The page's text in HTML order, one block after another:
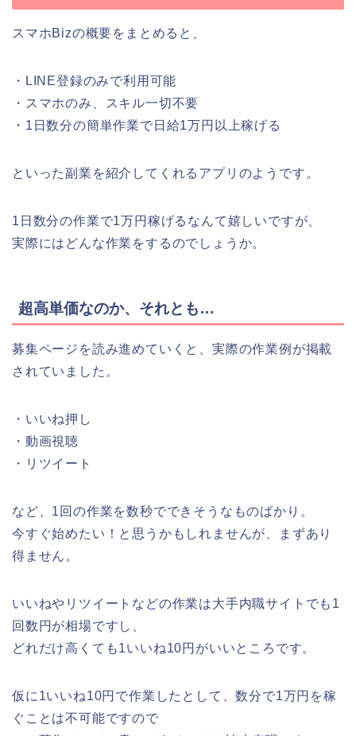
スマホBizの概要をまとめると、
・LINE登録のみで利用可能
・スマホのみ、スキル一切不要
・1日数分の簡単作業で日給1万円以上稼げる
といった副業を紹介してくれるアプリのようです。
1日数分の作業で1万円稼げるなんて嬉しいですが、
実際にはどんな作業をするのでしょうか。
超高単価なのか、それとも…
募集ページを読み進めていくと、実際の作業例が掲載
されていました。
・いいね押し
・動画視聴
・リツイート
など、1回の作業を数秒でできそうなものばかり。
今すぐ始めたい！と思うかもしれませんが、まずあり
得ません。
いいねやリツイートなどの作業は大手内職サイトでも1
回数円が相場ですし、
どれだけ高くても1いいね10円がいいところです。
仮に1いいね10円で作業したとして、数分で1万円を稼
ぐことは不可能ですので